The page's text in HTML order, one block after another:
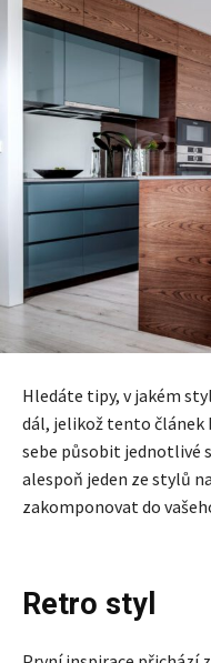
Hledáte tipy, v jakém
dál, jelikož tento článek
sebe působit jednotlivé
alespoň jeden ze stylů
zakomponovat do
Retro styl